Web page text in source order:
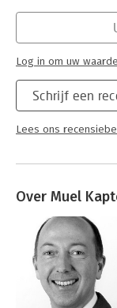
Schrijf een
Lees ons
Log in om uw
Over Muel